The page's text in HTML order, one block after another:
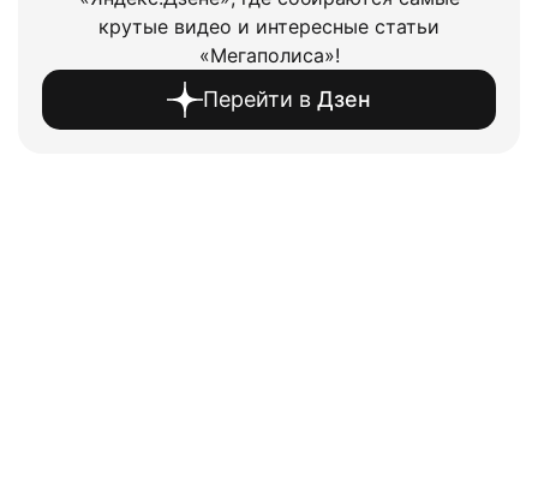
крутые видео и интересные статьи
«Мегаполиса»!
Перейти в Дзен